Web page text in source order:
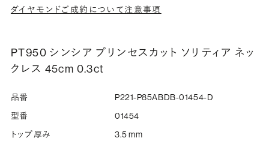
ダイヤモンドご成約について注意事項
PT950 シンシア プリンセスカット ソリティア ネッ
クレス 45cm 0.3ct
品番
P221-P85ABDB-01454-D
型番
01454
トップ厚み
3.5 mm